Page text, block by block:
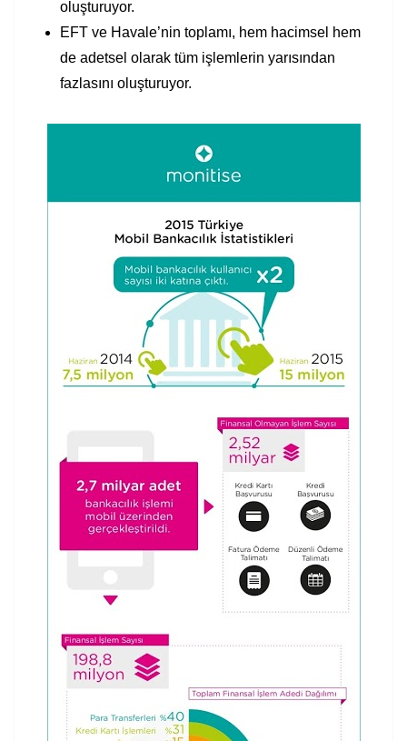
oluşturuyor.
EFT ve Havale’nin toplamı, hem hacimsel hem
de adetsel olarak tüm işlemlerin yarısından
fazlasını oluşturuyor.